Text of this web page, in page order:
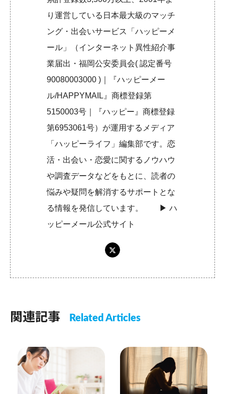
り運営している日本最大級のマッチ
ング・出会いサービス「ハッピーメ
ール」（インターネット異性紹介事
業届出・福岡公安委員会( 認定番号
90080003000 )｜『ハッピーメー
ル/HAPPYMAIL』商標登録第
5150003号｜『ハッピー』商標登録
第6953061号）が運用するメディア
「ハッピーライフ」編集部です。恋
活・出会い・恋愛に関するノウハウ
や調査データなどをもとに、読者の
悩みや疑問を解消するサポートとな
る情報を発信しています。 ▶︎ハ
ッピーメール公式サイト
関連記事 Related Articles